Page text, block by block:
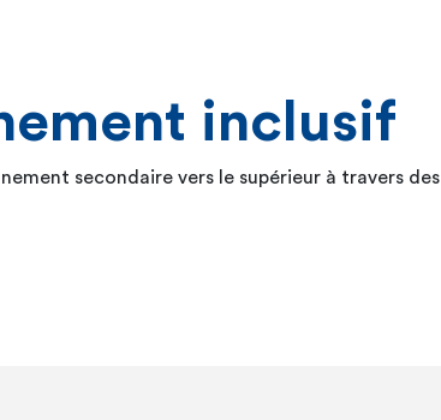
inclusif
secondaire vers le supérieur à travers des